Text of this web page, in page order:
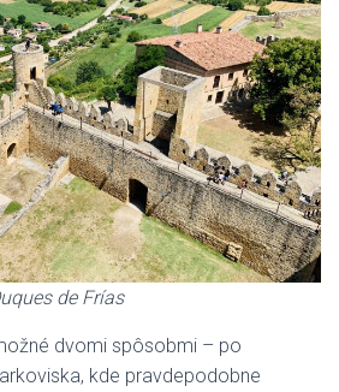
de Frías
dvomi spôsobmi – po
kde pravdepodobne